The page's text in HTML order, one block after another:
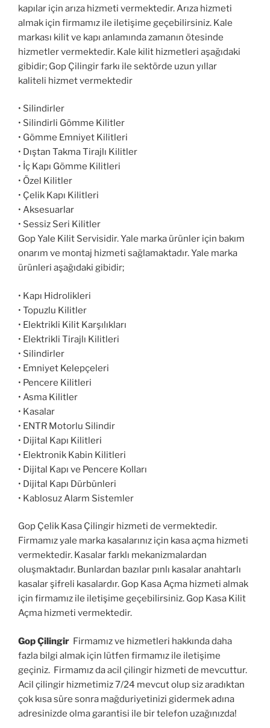
kapılar için arıza hizmeti vermektedir. Arıza hizmeti
almak için firmamız ile iletişime geçebilirsiniz. Kale
markası kilit ve kapı anlamında zamanın ötesinde
hizmetler vermektedir. Kale kilit hizmetleri aşağıdaki
gibidir; Gop Çilingir farkı ile sektörde uzun yıllar
kaliteli hizmet vermektedir
• Silindirler
• Silindirli Gömme Kilitler
• Gömme Emniyet Kilitleri
• Dıştan Takma Tirajlı Kilitler
• İç Kapı Gömme Kilitleri
• Özel Kilitler
• Çelik Kapı Kilitleri
• Aksesuarlar
• Sessiz Seri Kilitler
Gop Yale Kilit Servisidir. Yale marka ürünler için bakım
onarım ve montaj hizmeti sağlamaktadır. Yale marka
ürünleri aşağıdaki gibidir;
• Kapı Hidrolikleri
• Topuzlu Kilitler
• Elektrikli Kilit Karşılıkları
• Elektrikli Tirajlı Kilitleri
• Silindirler
• Emniyet Kelepçeleri
• Pencere Kilitleri
• Asma Kilitler
• Kasalar
• ENTR Motorlu Silindir
• Dijital Kapı Kilitleri
• Elektronik Kabin Kilitleri
• Dijital Kapı ve Pencere Kolları
• Dijital Kapı Dürbünleri
• Kablosuz Alarm Sistemler
Gop Çelik Kasa Çilingir hizmeti de vermektedir.
Firmamız yale marka kasalarınız için kasa açma hizmeti
vermektedir. Kasalar farklı mekanizmalardan
oluşmaktadır. Bunlardan bazılar pınlı kasalar anahtarlı
kasalar şifreli kasalardır. Gop Kasa Açma hizmeti almak
için firmamız ile iletişime geçebilirsiniz. Gop Kasa Kilit
Açma hizmeti vermektedir.
Gop Çilingir Firmamız ve hizmetleri hakkında daha
fazla bilgi almak için lütfen firmamız ile iletişime
geçiniz. Firmamız da acil çilingir hizmeti de mevcuttur.
Acil çilingir hizmetimiz 7/24 mevcut olup siz aradıktan
çok kısa süre sonra mağduriyetinizi gidermek adına
adresinizde olma garantisi ile bir telefon uzağınızda!